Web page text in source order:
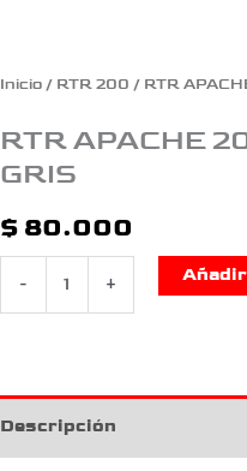
Inicio / RTR 200 / RTR
RTR APACHE
GRIS
$ 80.000
- +
Descripción